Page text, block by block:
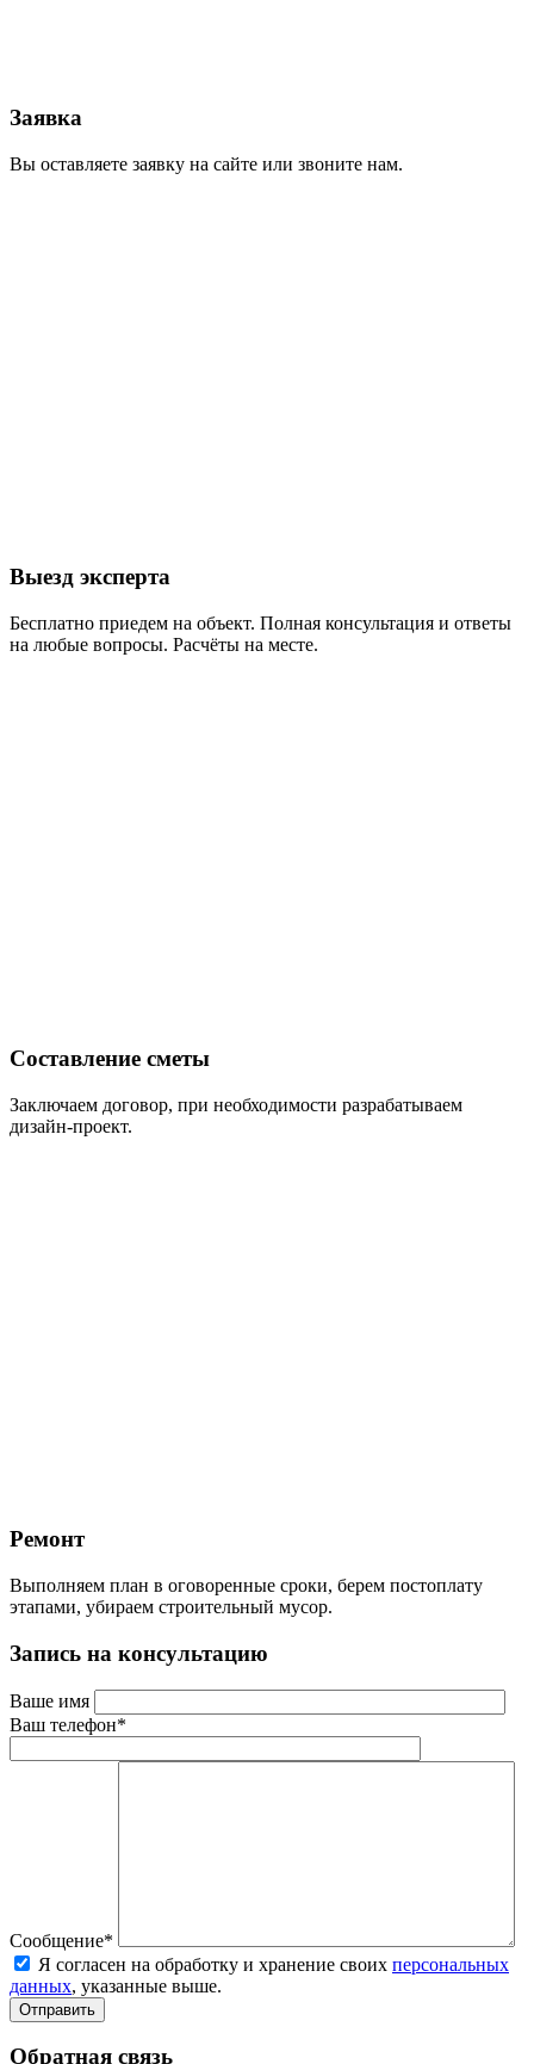
Заявка
Вы оставляете заявку на сайте или звоните нам.
Выезд эксперта
Бесплатно приедем на объект. Полная консультация и ответы
на любые вопросы. Расчёты на месте.
Составление сметы
Заключаем договор, при необходимости разрабатываем
дизайн-проект.
Ремонт
Выполняем план в оговоренные сроки, берем постоплату
этапами, убираем строительный мусор.
Запись на консультацию
Ваше имя
Ваш телефон*
Сообщение*
Я согласен на обработку и хранение своих персональных
данных, указанные выше.
Обратная связь